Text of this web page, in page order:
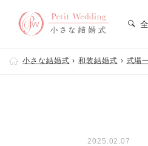
小さな結婚式 和装結婚式 式場
2025.02.07